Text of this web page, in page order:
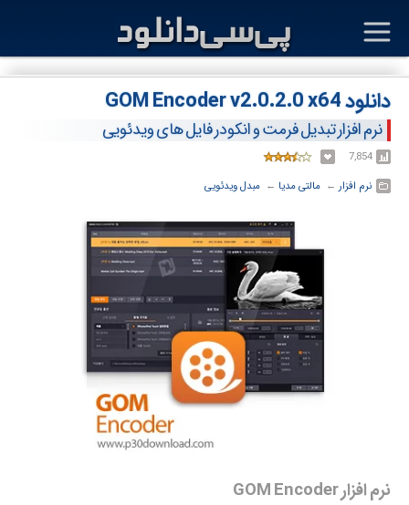
دانلود GOM Encoder v2.0.2.0 x64
نرم افزار تبدیل فرمت و انکودر فایل های ویدئویی
7,854
نرم افزار ← ‏ مالتی مدیا ← ‏ مبدل ویدئویی
نرم افزار GOM Encoder